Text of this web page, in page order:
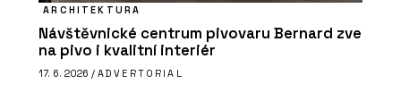
ARCHITEKTURA
Návštěvnické centrum pivovaru Bernard zve
na pivo i kvalitní interiér
17. 6. 2026 / ADVERTORIAL